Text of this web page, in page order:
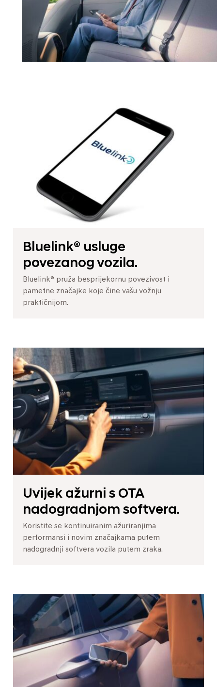
Bluelink® usluge
povezanog vozila.
Bluelink® pruža besprijekornu povezivost i
pametne značajke koje čine vašu vožnju
praktičnijom.
Uvijek ažurni s OTA
nadogradnjom softvera.
Koristite se kontinuiranim ažuriranjima
performansi i novim značajkama putem
nadogradnji softvera vozila putem zraka.